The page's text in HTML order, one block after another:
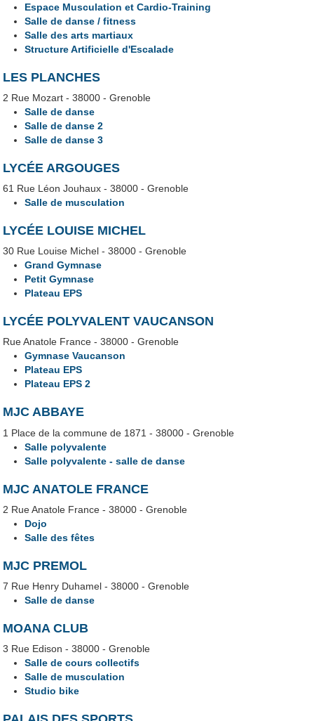
Espace Musculation et Cardio-Training
Salle de danse / fitness
Salle des arts martiaux
Structure Artificielle d'Escalade
LES PLANCHES
2 Rue Mozart - 38000 - Grenoble
Salle de danse
Salle de danse 2
Salle de danse 3
LYCÉE ARGOUGES
61 Rue Léon Jouhaux - 38000 - Grenoble
Salle de musculation
LYCÉE LOUISE MICHEL
30 Rue Louise Michel - 38000 - Grenoble
Grand Gymnase
Petit Gymnase
Plateau EPS
LYCÉE POLYVALENT VAUCANSON
Rue Anatole France - 38000 - Grenoble
Gymnase Vaucanson
Plateau EPS
Plateau EPS 2
MJC ABBAYE
1 Place de la commune de 1871 - 38000 - Grenoble
Salle polyvalente
Salle polyvalente - salle de danse
MJC ANATOLE FRANCE
2 Rue Anatole France - 38000 - Grenoble
Dojo
Salle des fêtes
MJC PREMOL
7 Rue Henry Duhamel - 38000 - Grenoble
Salle de danse
MOANA CLUB
3 Rue Edison - 38000 - Grenoble
Salle de cours collectifs
Salle de musculation
Studio bike